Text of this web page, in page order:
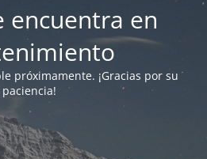
encuentra en
próximamente. ¡Gracias por su
paciencia!